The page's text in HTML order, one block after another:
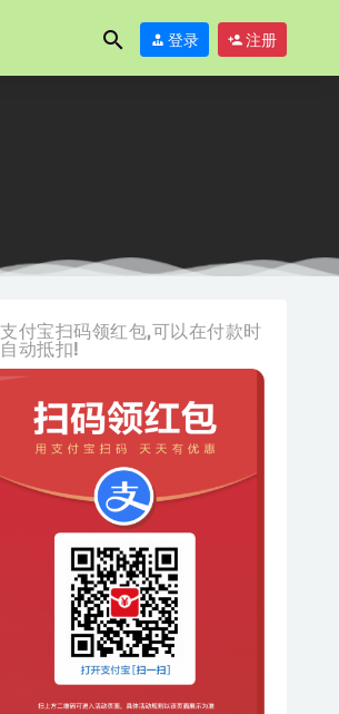
登录 注册
支付宝扫码领红包,可以在付款时
自动抵扣!